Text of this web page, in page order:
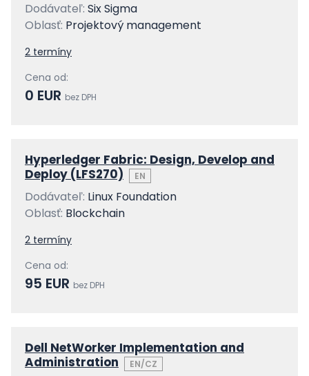
Dodávateľ: Six Sigma
Oblasť: Projektový management
2 termíny
Cena od:
0 EUR bez DPH
Hyperledger Fabric: Design, Develop and
Deploy (LFS270)
EN
Dodávateľ: Linux Foundation
Oblasť: Blockchain
2 termíny
Cena od:
95 EUR bez DPH
Dell NetWorker Implementation and
Administration
EN/CZ